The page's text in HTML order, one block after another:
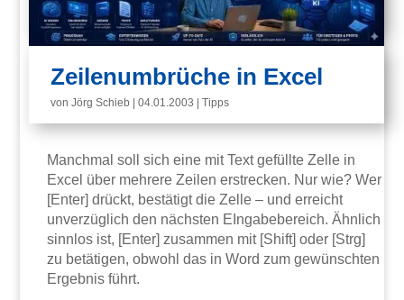
Zeilenumbrüche in Excel
vonJörg Schieb |04.01.2003 |Tipps
Manchmal soll sich eine mit Text gefüllte Zelle in
Excel über mehrere Zeilen erstrecken. Nur wie? Wer
[Enter] drückt, bestätigt die Zelle – und erreicht
unverzüglich den nächsten EIngabebereich. Ähnlich
sinnlos ist, [Enter] zusammen mit [Shift] oder [Strg]
zu betätigen, obwohl das in Word zum gewünschten
Ergebnis führt.